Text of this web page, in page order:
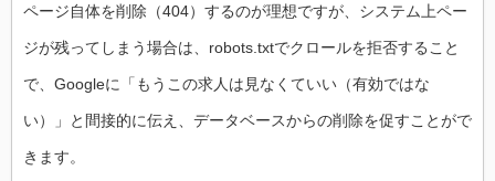
ページ自体を削除（404）するのが理想ですが、システム上ペー
ジが残ってしまう場合は、robots.txtでクロールを拒否すること
で、Googleに「もうこの求人は見なくていい（有効ではな
い）」と間接的に伝え、データベースからの削除を促すことがで
きます。